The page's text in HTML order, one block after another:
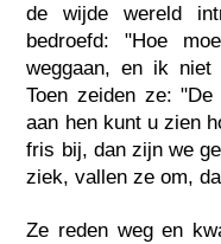
de wijde wereld
bedroefd: "Hoe
weggaan, en ik
Toen zeiden ze:
aan hen kunt u zien
fris bij, dan zijn we
ziek, vallen ze om,
Ze reden weg en